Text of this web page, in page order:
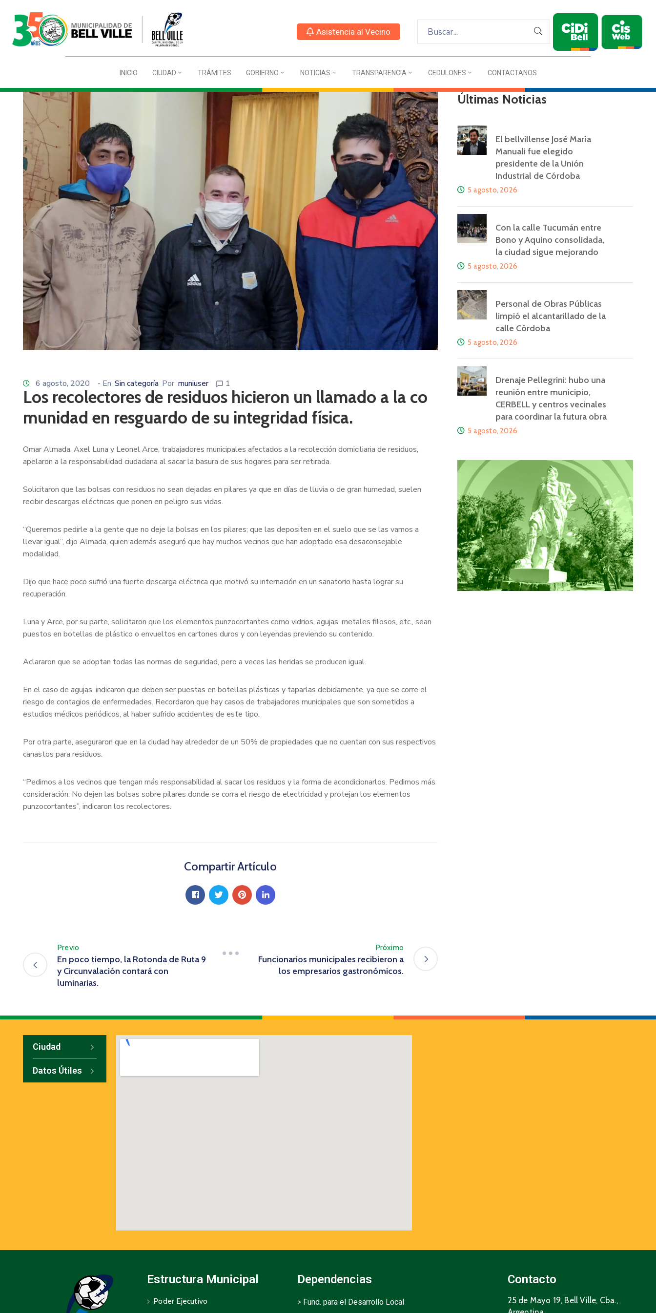
Asistencia al Vecino
INICIO CIUDAD TRÁMITES GOBIERNO NOTICIAS TRANSPARENCIA CEDULONES CONTACTANOS
6 agosto, 2020 - En Sin categoría Por muniuser 1
Los recolectores de residuos hicieron un llamado a la co
munidad en resguardo de su integridad física.
Omar Almada, Axel Luna y Leonel Arce, trabajadores municipales afectados a la recolección domiciliaria de residuos,
apelaron a la responsabilidad ciudadana al sacar la basura de sus hogares para ser retirada.
Solicitaron que las bolsas con residuos no sean dejadas en pilares ya que en días de lluvia o de gran humedad, suelen
recibir descargas eléctricas que ponen en peligro sus vidas.
“Queremos pedirle a la gente que no deje la bolsas en los pilares; que las depositen en el suelo que se las vamos a
llevar igual”, dijo Almada, quien además aseguró que hay muchos vecinos que han adoptado esa desaconsejable
modalidad.
Dijo que hace poco sufrió una fuerte descarga eléctrica que motivó su internación en un sanatorio hasta lograr su
recuperación.
Luna y Arce, por su parte, solicitaron que los elementos punzocortantes como vidrios, agujas, metales filosos, etc., sean
puestos en botellas de plástico o envueltos en cartones duros y con leyendas previendo su contenido.
Aclararon que se adoptan todas las normas de seguridad, pero a veces las heridas se producen igual.
En el caso de agujas, indicaron que deben ser puestas en botellas plásticas y taparlas debidamente, ya que se corre el
riesgo de contagios de enfermedades. Recordaron que hay casos de trabajadores municipales que son sometidos a
estudios médicos periódicos, al haber sufrido accidentes de este tipo.
Por otra parte, aseguraron que en la ciudad hay alrededor de un 50% de propiedades que no cuentan con sus respectivos
canastos para residuos.
“Pedimos a los vecinos que tengan más responsabilidad al sacar los residuos y la forma de acondicionarlos. Pedimos más
consideración. No dejen las bolsas sobre pilares donde se corra el riesgo de electricidad y protejan los elementos
punzocortantes”, indicaron los recolectores.
Compartir Artículo
Previo
En poco tiempo, la Rotonda de Ruta 9
y Circunvalación contará con
luminarias.
Próximo
Funcionarios municipales recibieron a
los empresarios gastronómicos.
Últimas Noticias
El bellvillense José María
Manuali fue elegido
presidente de la Unión
Industrial de Córdoba
5 agosto, 2026
Con la calle Tucumán entre
Bono y Aquino consolidada,
la ciudad sigue mejorando
5 agosto, 2026
Personal de Obras Públicas
limpió el alcantarillado de la
calle Córdoba
5 agosto, 2026
Drenaje Pellegrini: hubo una
reunión entre municipio,
CERBELL y centros vecinales
para coordinar la futura obra
5 agosto, 2026
Ciudad
Datos Útiles
Estructura Municipal
Poder Ejecutivo
Dependencias
> Fund. para el Desarrollo Local
Contacto
25 de Mayo 19, Bell Ville, Cba.,